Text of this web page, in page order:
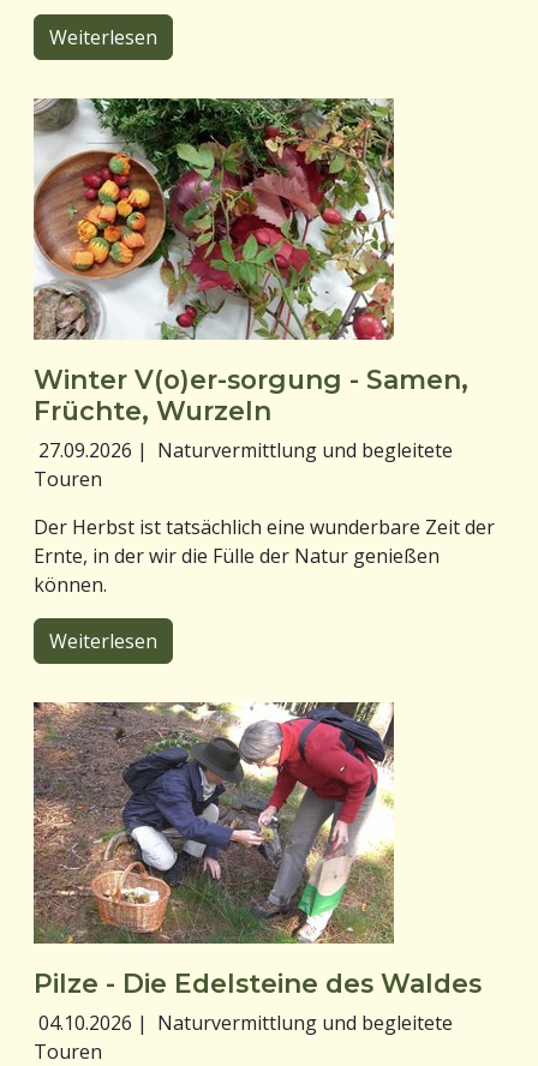
Weiterlesen
Winter V(o)er-sorgung - Samen,
Früchte, Wurzeln
27.09.2026 | Naturvermittlung und begleitete
Touren
Der Herbst ist tatsächlich eine wunderbare Zeit der
Ernte, in der wir die Fülle der Natur genießen
können.
Weiterlesen
Pilze - Die Edelsteine des Waldes
04.10.2026 | Naturvermittlung und begleitete
Touren